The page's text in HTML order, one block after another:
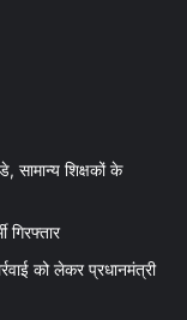
सामान्य शिक्षकों के
गिरफ्तार
को लेकर प्रधानमंत्री